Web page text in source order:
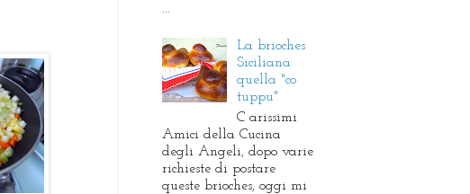
...
La brioches
Siciliana
quella "co
tuppu"
C arissimi
Amici della Cucina
degli Angeli, dopo varie
richieste di postare
queste brioches, oggi mi